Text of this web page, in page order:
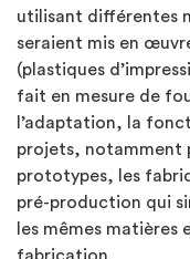
utilisant différentes
seraient mis en
(plastiques
fait en mesure de
l’adaptation, la
projets, notamment
prototypes, les
pré-production qui
les mêmes matières